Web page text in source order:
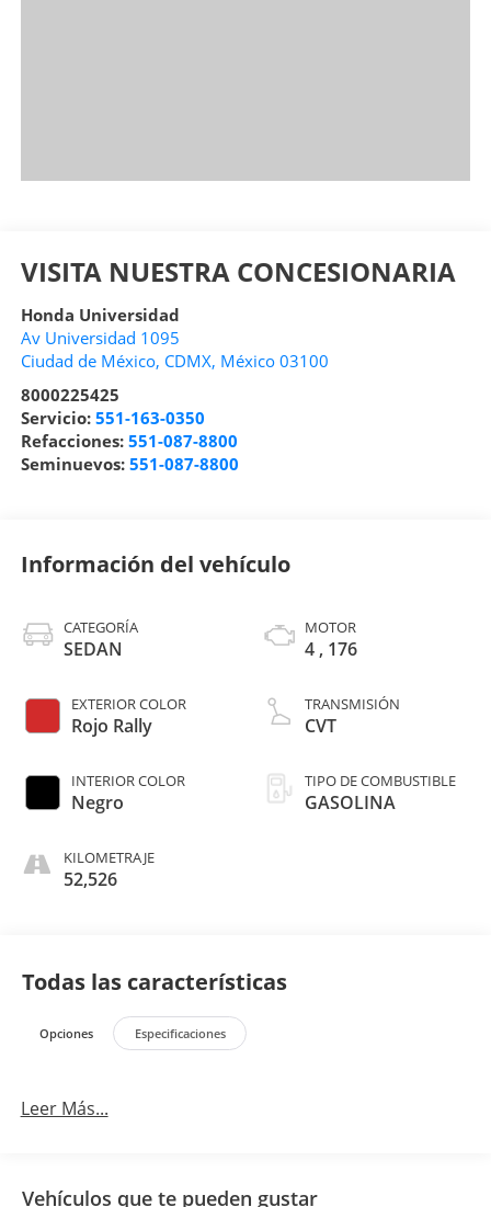
VISITA NUESTRA CONCESIONARIA
Honda Universidad
Av Universidad 1095
Ciudad de México, CDMX, México 03100
8000225425
Servicio: 551-163-0350
Refacciones: 551-087-8800
Seminuevos: 551-087-8800
Información del vehículo
CATEGORÍA
SEDAN
EXTERIOR COLOR
Rojo Rally
INTERIOR COLOR
Negro
KILOMETRAJE
52,526
MOTOR
4 , 176
TRANSMISIÓN
CVT
TIPO DE COMBUSTIBLE
GASOLINA
Todas las características
Opciones Especificaciones
Leer Más...
Vehículos que te pueden gustar